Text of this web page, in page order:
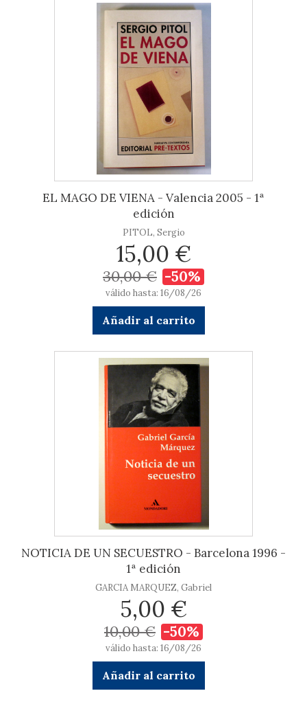
EL MAGO DE VIENA - Valencia 2005 - 1ª
edición
PITOL, Sergio
15,00 €
30,00 € -50%
válido hasta: 16/08/26
Añadir al carrito
NOTICIA DE UN SECUESTRO - Barcelona 1996 -
1ª edición
GARCIA MARQUEZ, Gabriel
5,00 €
10,00 € -50%
válido hasta: 16/08/26
Añadir al carrito